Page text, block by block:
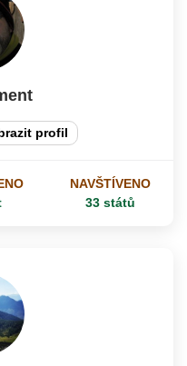
profil
NAVŠTÍVENO
33 států